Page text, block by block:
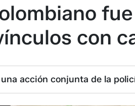
con
acción conjunta de la